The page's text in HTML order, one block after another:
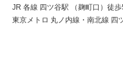
JR 各線 四ツ谷駅 （麹町口）徒
東京メトロ 丸ノ内線・南北線 四